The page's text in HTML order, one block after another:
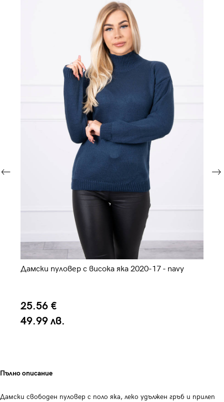
Дамски пуловер с висока яка 2020-17 - navy
25.56 €
49.99 лв.
Пълно описание
Дамски свободен пуловер с поло яка, леко удължен гръб и прилеп